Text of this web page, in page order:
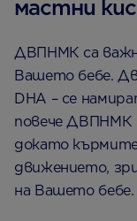
мастни
ДВПНМК са
Вашето бебе.
DHA – се
повече ДВПНМК
докато
движението,
на Вашето бебе.